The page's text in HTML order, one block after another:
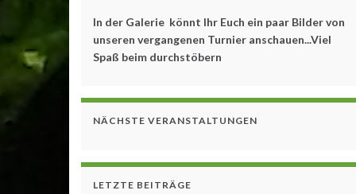
In der Galerie könnt Ihr Euch ein paar Bilder von
unseren vergangenen Turnier anschauen...Viel
Spaß beim durchstöbern
NÄCHSTE VERANSTALTUNGEN
LETZTE BEITRÄGE